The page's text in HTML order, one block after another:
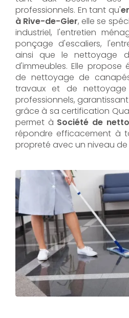
professionnels. En tant qu'
à Rive-de-Gier, elle se
industriel, l'entretien
ponçage d'escaliers,
ainsi que le nettoyage
d'immeubles. Elle propose
de nettoyage de
travaux et de
professionnels,
grâce à sa certification
permet à Société de
répondre efficacement à
propreté avec un niveau